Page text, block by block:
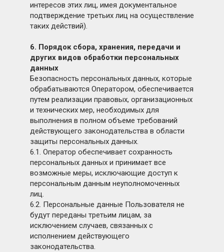
интересов этих лиц, имея документальное
подтверждение третьих лиц на осуществление
таких действий).
6. Порядок сбора, хранения, передачи и
других видов обработки персональных
данных
Безопасность персональных данных, которые
обрабатываются Оператором, обеспечивается
путем реализации правовых, организационных
и технических мер, необходимых для
выполнения в полном объеме требований
действующего законодательства в области
защиты персональных данных.
6.1. Оператор обеспечивает сохранность
персональных данных и принимает все
возможные меры, исключающие доступ к
персональным данным неуполномоченных
лиц.
6.2. Персональные данные Пользователя не
будут переданы третьим лицам, за
исключением случаев, связанных с
исполнением действующего
законодательства.